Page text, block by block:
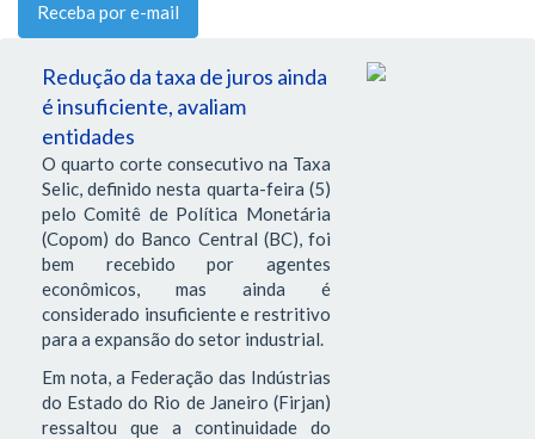
Receba por e-mail
Redução da taxa de juros ainda
é insuficiente, avaliam
entidades
O quarto corte consecutivo na Taxa
Selic, definido nesta quarta-feira (5)
pelo Comitê de Política Monetária
(Copom) do Banco Central (BC), foi
bem recebido por agentes
econômicos, mas ainda é
considerado insuficiente e restritivo
para a expansão do setor industrial.
Em nota, a Federação das Indústrias
do Estado do Rio de Janeiro (Firjan)
ressaltou que a continuidade do